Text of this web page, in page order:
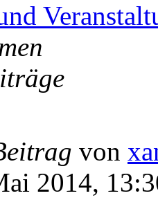
von
2014,